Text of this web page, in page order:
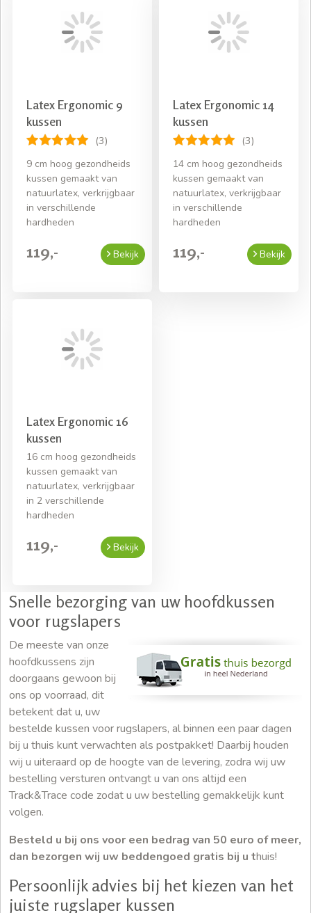
Latex Ergonomic 9
kussen
(3)
9 cm hoog gezondheids
kussen gemaakt van
natuurlatex, verkrijgbaar
in verschillende
hardheden
119,- Bekijk
Latex Ergonomic 14
kussen
(3)
14 cm hoog gezondheids
kussen gemaakt van
natuurlatex, verkrijgbaar
in verschillende
hardheden
119,- Bekijk
Latex Ergonomic 16
kussen
16 cm hoog gezondheids
kussen gemaakt van
natuurlatex, verkrijgbaar
in 2 verschillende
hardheden
119,- Bekijk
Snelle bezorging van uw hoofdkussen
voor rugslapers
De meeste van onze
hoofdkussens zijn
doorgaans gewoon bij
ons op voorraad, dit
betekent dat u, uw
bestelde kussen voor rugslapers, al binnen een paar dagen
bij u thuis kunt verwachten als postpakket! Daarbij houden
wij u uiteraard op de hoogte van de levering, zodra wij uw
bestelling versturen ontvangt u van ons altijd een
Track&Trace code zodat u uw bestelling gemakkelijk kunt
volgen.
Besteld u bij ons voor een bedrag van 50 euro of meer,
dan bezorgen wij uw beddengoed gratis bij u thuis!
Persoonlijk advies bij het kiezen van het
juiste rugslaper kussen